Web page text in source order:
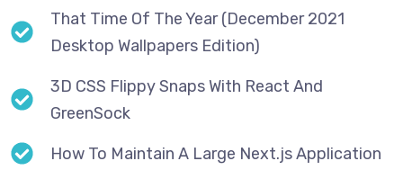
That Time Of The Year (December 2021
Desktop Wallpapers Edition)
3D CSS Flippy Snaps With React And
GreenSock
How To Maintain A Large Next.js Application